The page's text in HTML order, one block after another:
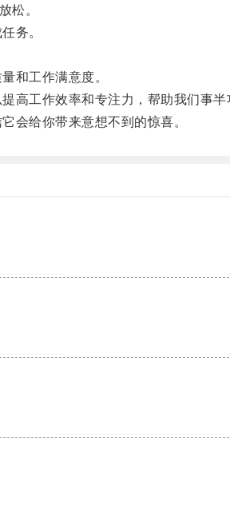
松。
务。
和工作满意度。
工作效率和专注力，帮助我们事半
给你带来意想不到的惊喜。